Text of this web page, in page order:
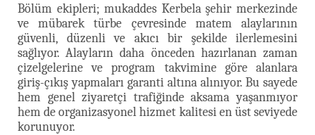
Bölüm ekipleri; mukaddes Kerbela şehir merkezinde
ve mübarek türbe çevresinde matem alaylarının
güvenli, düzenli ve akıcı bir şekilde ilerlemesini
sağlıyor. Alayların daha önceden hazırlanan zaman
çizelgelerine ve program takvimine göre alanlara
giriş-çıkış yapmaları garanti altına alınıyor. Bu sayede
hem genel ziyaretçi trafiğinde aksama yaşanmıyor
hem de organizasyonel hizmet kalitesi en üst seviyede
korunuyor.